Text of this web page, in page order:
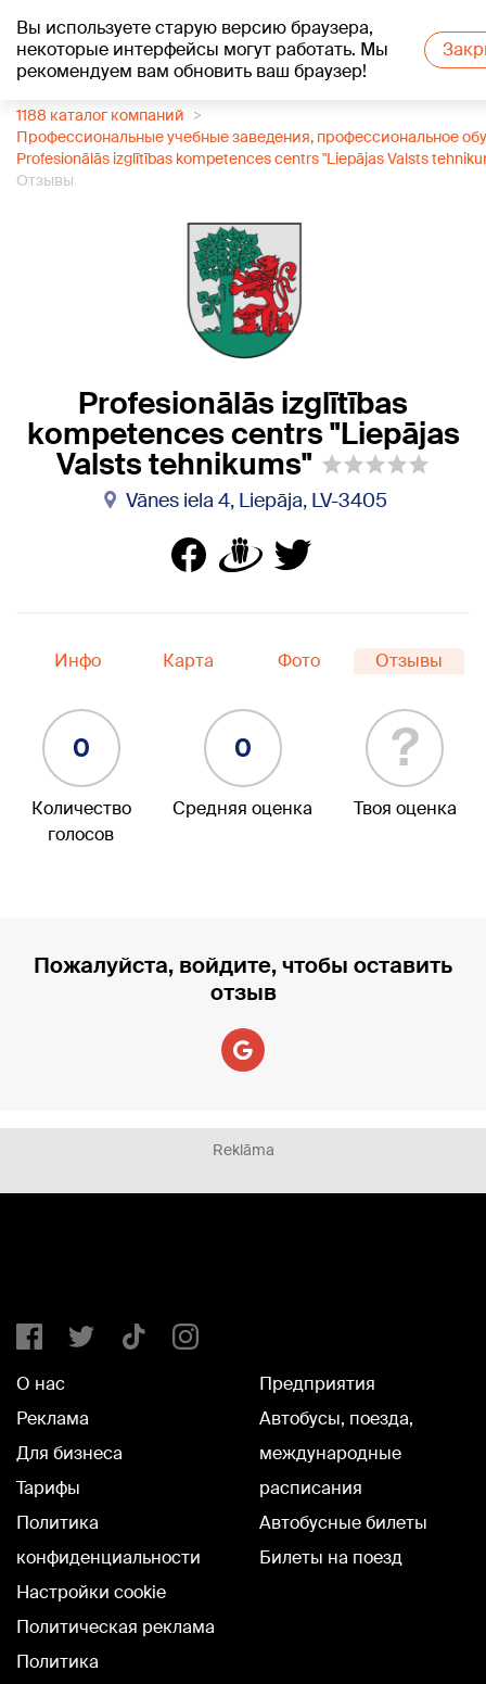
Вы используете старую версию браузера,
некоторые интерфейсы могут работать. Мы
рекомендуем вам обновить ваш браузер!
+19°C
1188 каталог компаний
Профессиональные учебные заведения, профессиональное
Profesionālās izglītības kompetences centrs "Liepājas Valsts
Отзывы
Profesionālās izglītības
kompetences centrs "Liepājas
Valsts tehnikums"
Vānes iela 4, Liepāja, LV-3405
Инфо Карта Фото Отзывы
0
Количество
голосов
0
Средняя оценка
?
Твоя оценка
Пожалуйста, войдите, чтобы оставить
отзыв
Reklāma
О нас
Реклама
Для бизнеса
Тарифы
Политика
конфиденциальности
Настройки cookie
Политическая реклама
Политика
Предприятия
Автобусы, поезда,
международные
расписания
Автобусные билеты
Билеты на поезд